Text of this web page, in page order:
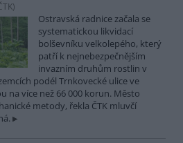
)
Ostravská radnice začala se
systematickou likvidací
bolševníku velkolepého, který
patří k nejnebezpečnějším
invazním druhům rostlin v
podél Trnkovecké ulice ve
na více než 66 000 korun. Město
metody, řekla ČTK mluvčí